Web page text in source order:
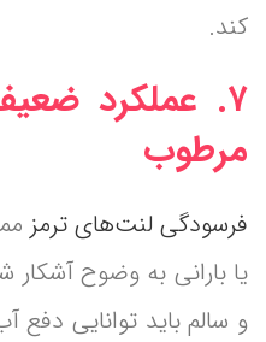
کند.
۷. عملکرد
مرطوب
فرسودگی لنت‌های ترمز
یا بارانی به وضوح
و سالم باید توانایی